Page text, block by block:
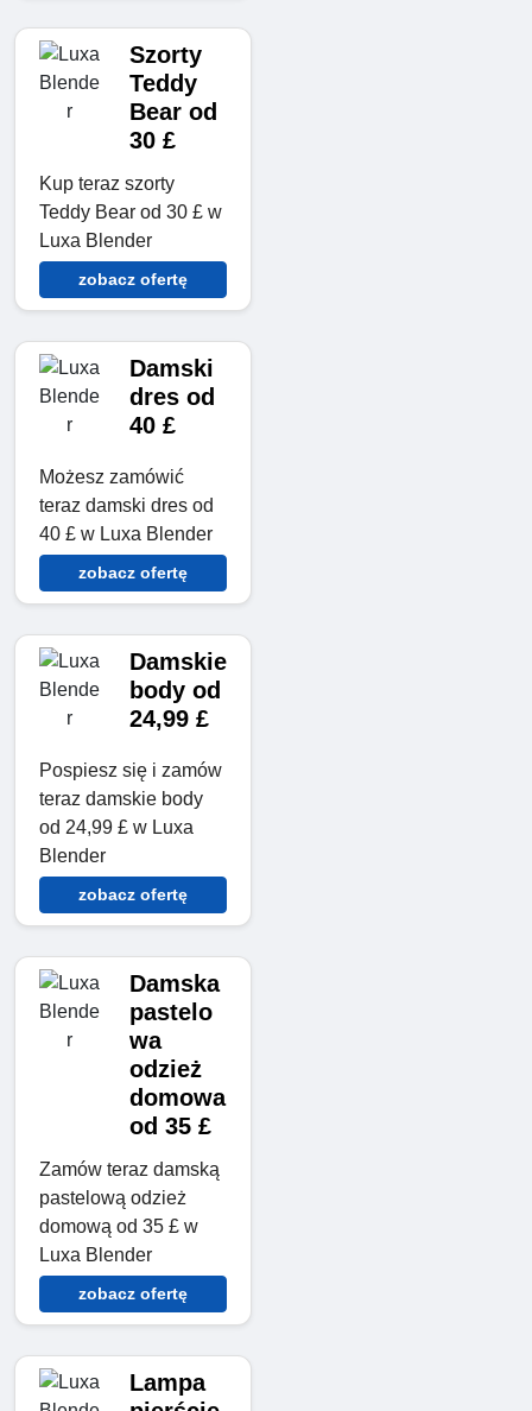
Szorty
Teddy
Bear od
30 £
Kup teraz szorty
Teddy Bear od 30 £ w
Luxa Blender
zobacz ofertę
Damski
dres od
40 £
Możesz zamówić
teraz damski dres od
40 £ w Luxa Blender
zobacz ofertę
Damskie
body od
24,99 £
Pospiesz się i zamów
teraz damskie body
od 24,99 £ w Luxa
Blender
zobacz ofertę
Damska
pastelo
wa
odzież
domowa
od 35 £
Zamów teraz damską
pastelową odzież
domową od 35 £ w
Luxa Blender
zobacz ofertę
Lampa